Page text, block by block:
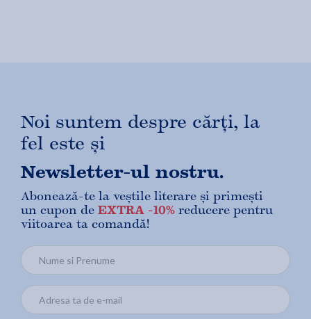
Noi suntem despre cărți, la
fel este și
Newsletter-ul nostru.
Abonează-te la veștile literare și primești
un cupon de EXTRA -10% reducere pentru
viitoarea ta comandă!